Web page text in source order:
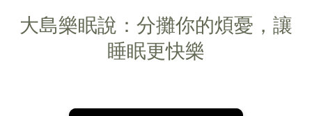
大島樂眠說：分攤你的煩憂，讓
睡眠更快樂